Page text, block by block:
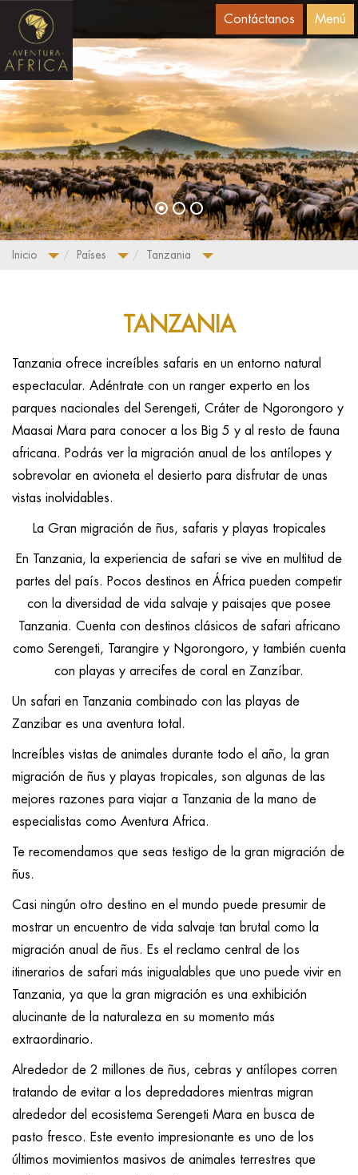
Inicio Países Tanzania
Contáctanos Menú
TANZANIA
Tanzania ofrece increíbles safaris en un entorno natural
espectacular. Adéntrate con un ranger experto en los
parques nacionales del Serengeti, Cráter de Ngorongoro y
Maasai Mara para conocer a los Big 5 y al resto de fauna
africana. Podrás ver la migración anual de los antílopes y
sobrevolar en avioneta el desierto para disfrutar de unas
vistas inolvidables.
La Gran migración de ñus, safaris y playas tropicales
En Tanzania, la experiencia de safari se vive en multitud de
partes del país. Pocos destinos en África pueden competir
con la diversidad de vida salvaje y paisajes que posee
Tanzania. Cuenta con destinos clásicos de safari africano
como Serengeti, Tarangire y Ngorongoro, y también cuenta
con playas y arrecifes de coral en Zanzíbar.
Un safari en Tanzania combinado con las playas de
Zanzibar es una aventura total.
Increíbles vistas de animales durante todo el año, la gran
migración de ñus y playas tropicales, son algunas de las
mejores razones para viajar a Tanzania de la mano de
especialistas como Aventura Africa.
Te recomendamos que seas testigo de la gran migración de
ñus.
Casi ningún otro destino en el mundo puede presumir de
mostrar un encuentro de vida salvaje tan brutal como la
migración anual de ñus. Es el reclamo central de los
itinerarios de safari más inigualables que uno puede vivir en
Tanzania, ya que la gran migración es una exhibición
alucinante de la naturaleza en su momento más
extraordinario.
Alrededor de 2 millones de ñus, cebras y antílopes corren
tratando de evitar a los depredadores mientras migran
alrededor del ecosistema Serengeti Mara en busca de
pasto fresco. Este evento impresionante es uno de los
últimos movimientos masivos de animales terrestres que